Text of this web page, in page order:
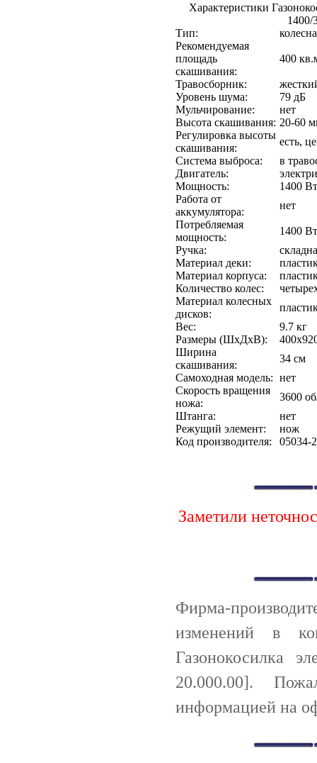
Характеристики
1400/
Тип:
Рекомендуемая
площадь
скашивания:
400
Травосборник:
Уровень шума:
79 дБ
Мульчирование:
нет
Высота скашивания: 20-60
Регулировка высоты
скашивания:
есть,
Система выброса:
в
Двигатель:
Мощность:
1400 Вт
Работа от
аккумулятора:
нет
Потребляемая
мощность:
1400 Вт
Ручка:
Материал деки:
Материал корпуса:
Количество колес:
Материал колесных
дисков:
Вес:
9.7 кг
Размеры (ШxДxВ):
Ширина
скашивания:
34 см
Самоходная модель: нет
Скорость вращения
ножа:
3600
Штанга:
нет
Режущий элемент:
нож
Код производителя:
05034-
Заметили
Фирма-
изменений в
Газонокосилка
20.000.00].
информацией на